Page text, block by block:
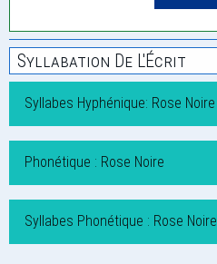
Syllabation De L'Écrit
Syllabes Hyphénique: Rose Noire
Phonétique : Rose Noire
Syllabes Phonétique : Rose Noire